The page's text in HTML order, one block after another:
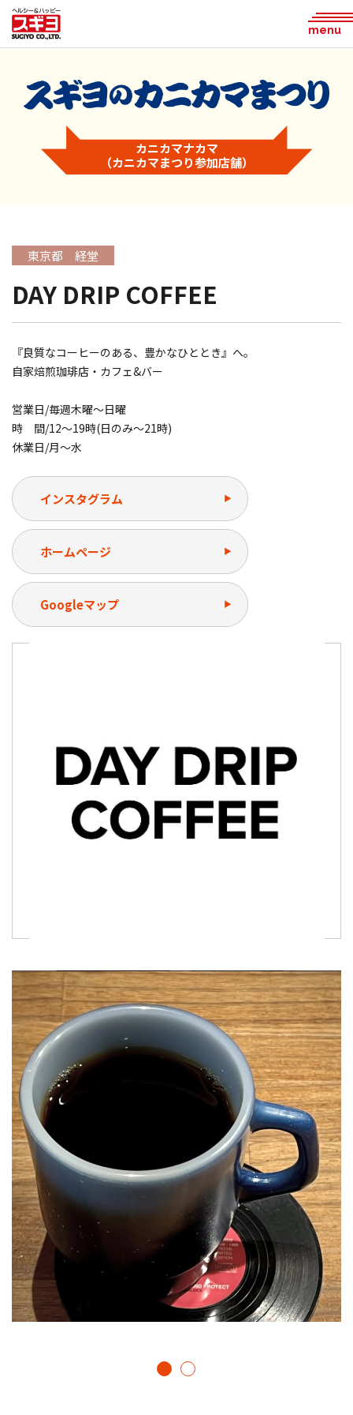
menu
カニカマナカマ
（カニカマまつり参加店舗）
東京都 経堂
DAY DRIP COFFEE
『良質なコーヒーのある、豊かなひととき』へ。
自家焙煎珈琲店・カフェ&バー
営業日/毎週木曜〜日曜
時 間/12〜19時(日のみ〜21時)
休業日/月〜水
インスタグラム
ホームページ
Googleマップ